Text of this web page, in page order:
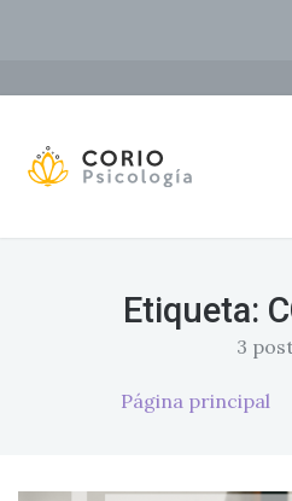
Etiqueta:
3
Página principal